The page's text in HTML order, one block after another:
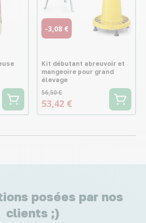
-3,08 €
Kit débutant abreuvoir et
mangeoire pour grand
élevage
56,50 €
53,42 €
posées par nos
clients ;)